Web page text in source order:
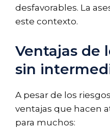
desfavorables. La
este contexto.
Ventajas de
sin
A pesar de los
ventajas que hacen
para muchos: